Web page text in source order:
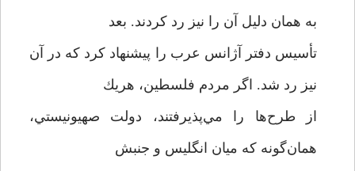
به همان دلیل آن را نيز رد كردند. بعد
تأسيس دفتر آژانس عرب را پيشنهاد كرد كه در آن
نيز رد شد. اگر مردم فلسطين، هريك
از طرح‌ها را مي‌پذيرفتند، دولت صهيونيستي،
همان‌گونه كه ميان انگليس و جنبش